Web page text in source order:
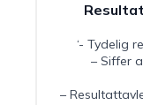
‘- Tydelig
– Siffer
–